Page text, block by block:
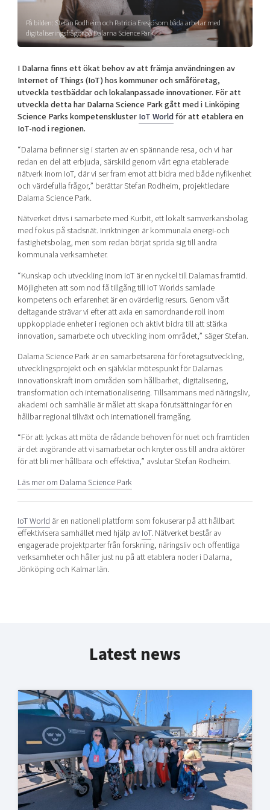
Shaping cities and regions
East Sweden Tech Women
Reversed mentorship
Current offers and activities
Upscaling
Talent & skills
Startup & industry collaboration
Offers to boost your business
Funding opportunities
Our community of companies
Projects
Publications
Project toolbox
Our clusters
Reach out to us
Locations
Today's lunch in Mjärdevi
På bilden: Stefan Rodheim och Patricia Eresjö som båda arbetar med
digitaliseringsfrågor på Dalarna Science Park.
I Dalarna finns ett ökat behov av att främja användningen av
Internet of Things (IoT) hos kommuner och småföretag,
utveckla testbäddar och lokalanpassade innovationer. För att
utveckla detta har Dalarna Science Park gått med i Linköping
Science Parks kompetensklusterIoT Worldför att etablera en
IoT-nod i regionen.
“Dalarna befinner sig i starten av en spännande resa, och vi har
redan en del att erbjuda, särskild genom vårt egna etablerade
nätverk inom IoT, där vi ser fram emot att bidra med både nyfikenhet
och värdefulla frågor,” berättar Stefan Rodheim, projektledare
Dalarna Science Park.
Nätverket drivs i samarbete med Kurbit, ett lokalt samverkansbolag
med fokus på stadsnät. Inriktningen är kommunala energi-och
fastighetsbolag, men som redan börjat sprida sig till andra
kommunala verksamheter.
“Kunskap och utveckling inom IoT är en nyckel till Dalarnas framtid.
Möjligheten att som nod få tillgång till IoT Worlds samlade
kompetens och erfarenhet är en ovärderlig resurs. Genom vårt
deltagande strävar vi efter att axla en samordnande roll inom
uppkopplade enheter i regionen och aktivt bidra till att stärka
innovation, samarbete och utveckling inom området,” säger Stefan.
Dalarna Science Park är en samarbetsarena för företagsutveckling,
utvecklingsprojekt och en självklar mötespunkt för Dalarnas
innovationskraft inom områden som hållbarhet, digitalisering,
transformation och internationalisering. Tillsammans med näringsliv,
akademi och samhälle är målet att skapa förutsättningar för en
hållbar regional tillväxt och internationell framgång.
“För att lyckas att möta de rådande behoven för nuet och framtiden
är det avgörande att vi samarbetar och knyter oss till andra aktörer
för att bli mer hållbara och effektiva,” avslutar Stefan Rodheim.
Läs mer om Dalarna Science Park
IoT World är en nationell plattform som fokuserar på att hållbart
effektivisera samhället med hjälp avIoT. Nätverket består av
engagerade projektparter från forskning, näringsliv och offentliga
verksamheter och håller just nu på att etablera noder i Dalarna,
Jönköping och Kalmar län.
Latest news